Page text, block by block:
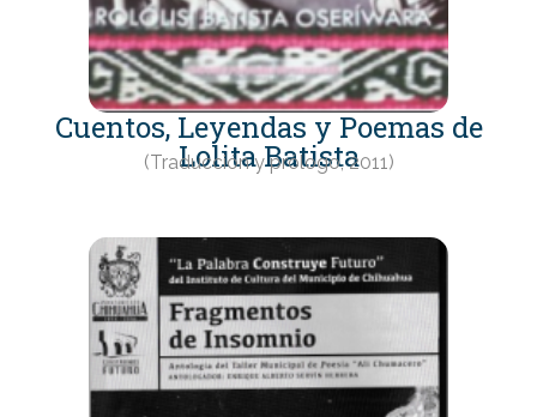
Cuentos, Leyendas y Poemas de
Lolita Batista
(Traducción y prólogo, 2011)